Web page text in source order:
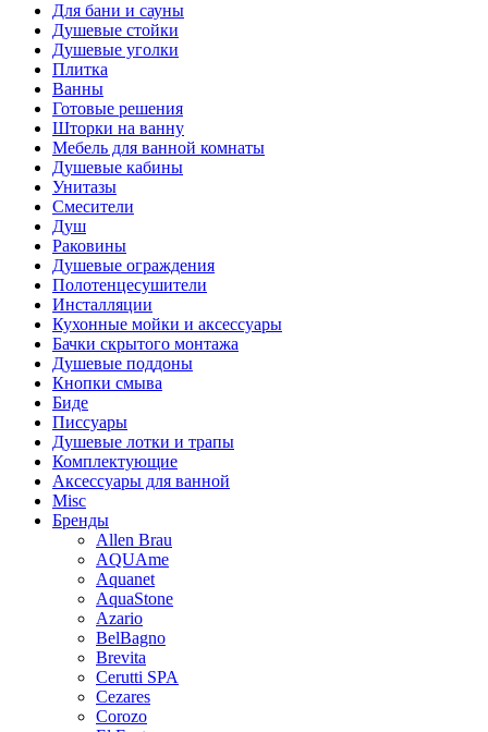
Для бани и сауны
Душевые стойки
Душевые уголки
Плитка
Ванны
Готовые решения
Шторки на ванну
Мебель для ванной комнаты
Душевые кабины
Унитазы
Смесители
Душ
Раковины
Душевые ограждения
Полотенцесушители
Инсталляции
Кухонные мойки и аксессуары
Бачки скрытого монтажа
Душевые поддоны
Кнопки смыва
Биде
Писсуары
Душевые лотки и трапы
Комплектующие
Аксессуары для ванной
Misc
Бренды
Allen Brau
AQUAme
Aquanet
AquaStone
Azario
BelBagno
Brevita
Cerutti SPA
Cezares
Corozo